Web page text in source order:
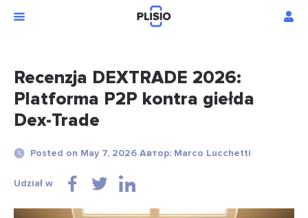
Recenzja DEXTRADE 2026:
Platforma P2P kontra giełda
Dex-Trade
Posted on May 7, 2026 Автор: Marco Lucchetti
Udział w